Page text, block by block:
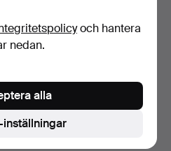
och hantera
nedan.
alla